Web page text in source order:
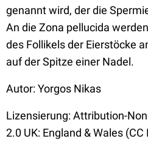
genannt wird, der die
An die Zona pellucida
des Follikels der Eierstöcke
auf der Spitze einer Nadel.
Autor: Yorgos Nikas
Lizensierung: Attribution-
2.0 UK: England & Wales (CC